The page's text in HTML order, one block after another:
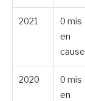
2021
0 mis
en
cause
2020
0 mis
en